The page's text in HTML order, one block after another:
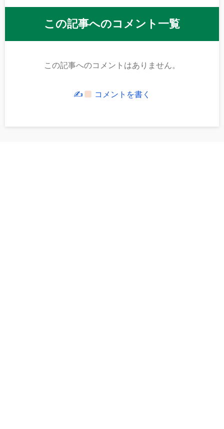
この記事へのコメント一覧
この記事へのコメントはありません。
✍ コメントを書く